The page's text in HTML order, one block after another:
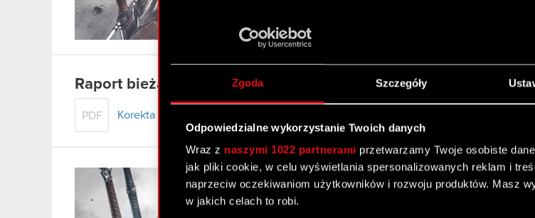
Zgoda Szczegóły
Odpowiedzialne wykorzystanie Twoich danych
Wraz z naszymi 1022 partnerami przetwarzamy Twoje osobiste
jak pliki cookie, w celu wyświetlania spersonalizowanych reklam i
naprzeciw oczekiwaniom użytkowników i rozwoju produktów. Masz
w jakich celach to robi.
Raport bieżący nr 72/2011 – korekta
PDF Korekta raportu bieżącego 72/2011
CD Projekt RED w walce o tytuł
GPW 2011 roku”